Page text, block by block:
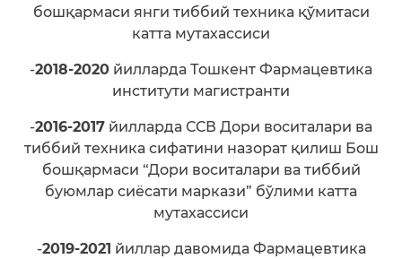
бошқармаси янги тиббий техника қўмитаси
катта мутахассиси
-2018-2020 йилларда Тошкент Фармацевтика
институти магистранти
-2016-2017 йилларда ССВ Дори воситалари ва
тиббий техника сифатини назорат қилиш Бош
бошқармаси “Дори воситалари ва тиббий
буюмлар сиёсати маркази” бўлими катта
мутахассиси
-2019-2021 йиллар давомида Фармацевтика